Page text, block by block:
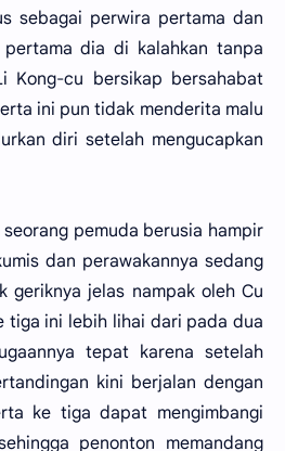
sebagai perwira pertama dan
dia di kalahkan tanpa
Kong-cu bersikap bersahabat
ini pun tidak menderita malu
diri setelah mengucapkan
pemuda berusia hampir
dan perawakannya sedang
geriknya jelas nampak oleh Cu
tiga ini lebih lihai dari pada dua
tepat karena setelah
kini berjalan dengan
ke tiga dapat mengimbangi
penonton memandang